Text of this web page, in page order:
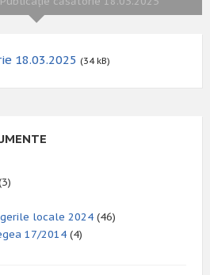
18.03.2025 (34 kB)
locale 2024 (46)
17/2014 (4)